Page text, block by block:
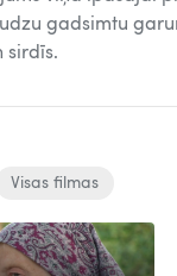
gadsimtu
sirdīs.
Visas filmas